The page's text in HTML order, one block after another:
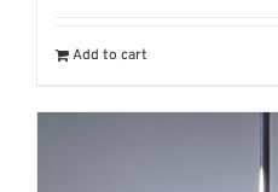
Add to cart